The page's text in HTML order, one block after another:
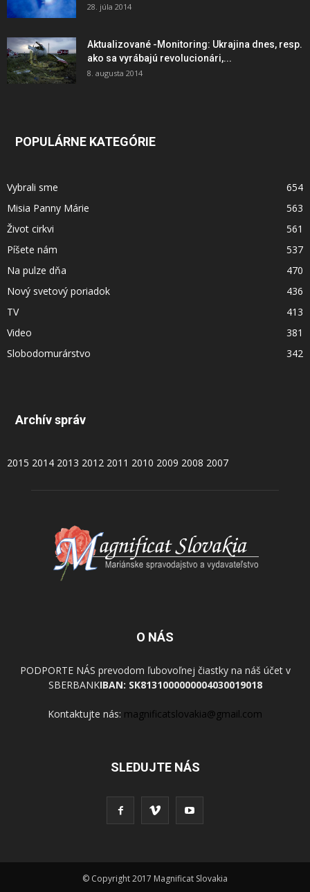
28. júla 2014
Aktualizované -Monitoring: Ukrajina dnes, resp.
ako sa vyrábajú revolucionári,...
8. augusta 2014
POPULÁRNE KATEGÓRIE
Vybrali sme
654
Misia Panny Márie
563
Život cirkvi
561
Píšete nám
537
Na pulze dňa
470
Nový svetový poriadok
436
TV
413
Video
381
Slobodomurárstvo
342
Archív správ
2015 2014 2013 2012 2011 2010 2009 2008 2007
O NÁS
PODPORTE NÁS prevodom ľubovoľnej čiastky na náš účet v
SBERBANKIBAN: SK8131000000004030019018
Kontaktujte nás: magnificatslovakia@gmail.com
SLEDUJTE NÁS
© Copyright 2017 Magnificat Slovakia